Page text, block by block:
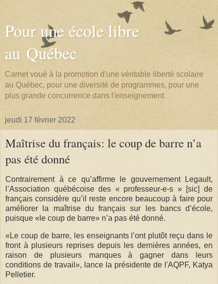
Pour une école libre
au Québec
Carnet voué à la promotion d'une véritable liberté scolaire
au Québec, pour une diversité de programmes, pour une
plus grande concurrence dans l'enseignement.
jeudi 17 février 2022
Maîtrise du français: le coup de barre n’a
pas été donné
Contrairement à ce qu’affirme le gouvernement Legault,
l’Association québécoise des « professeur-e-s » [sic] de
français considère qu’il reste encore beaucoup à faire pour
améliorer la maîtrise du français sur les bancs d’école,
puisque «le coup de barre» n’a pas été donné.
«Le coup de barre, les enseignants l’ont plutôt reçu dans le
front à plusieurs reprises depuis les dernières années, en
raison de plusieurs manques à gagner dans leurs
conditions de travail», lance la présidente de l'AQPF, Katya
Pelletier.